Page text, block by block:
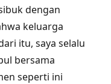
dengan
keluarga
itu, saya selalu
bersama
seperti ini